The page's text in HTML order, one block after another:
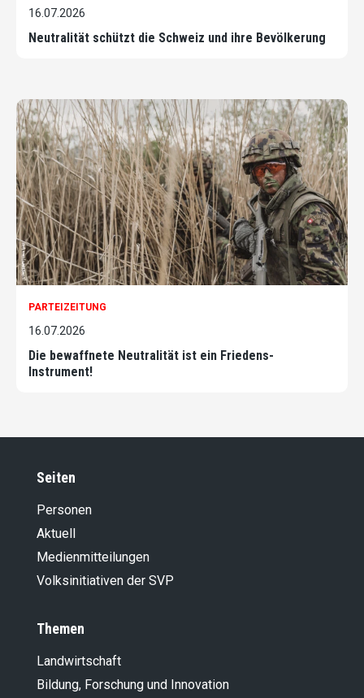
16.07.2026
Neutralität schützt die Schweiz und ihre Bevölkerung
PARTEIZEITUNG
16.07.2026
Die bewaffnete Neutralität ist ein Friedens-
Instrument!
Seiten
Personen
Aktuell
Medienmitteilungen
Volksinitiativen der SVP
Themen
Landwirt­schaft
Bildung, Forschung und Innovation